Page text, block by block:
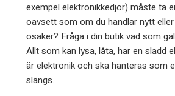
exempel elektronikkedjor) måste ta
oavsett som om du handlar nytt
osäker? Fråga i din butik vad som
Allt som kan lysa, låta, har en sladd
är elektronik och ska hanteras som
slängs.